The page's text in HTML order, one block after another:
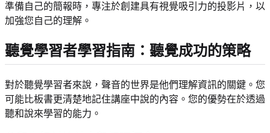
準備自己的簡報時，專注於創建具有視覺吸引力的投影片，以
加強您自己的理解。
聽覺學習者學習指南：聽覺成功的策略
對於聽覺學習者來說，聲音的世界是他們理解資訊的關鍵。您
可能比板書更清楚地記住講座中說的內容。您的優勢在於透過
聽和說來學習的能力。